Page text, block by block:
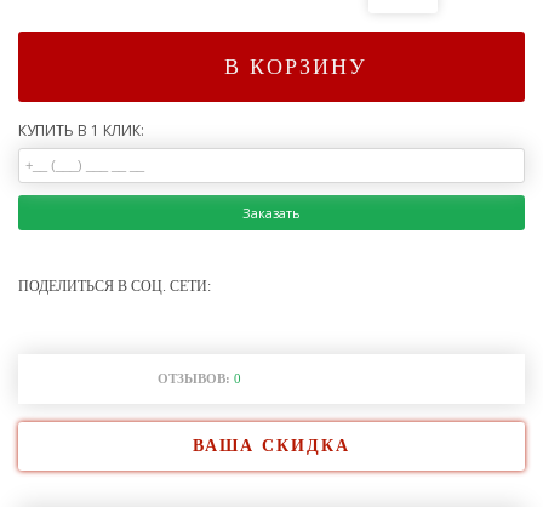
В КОРЗИНУ
КУПИТЬ В 1 КЛИК:
Заказать
ПОДЕЛИТЬСЯ В СОЦ. СЕТИ:
ОТЗЫВОВ: 0
ВАША СКИДКА